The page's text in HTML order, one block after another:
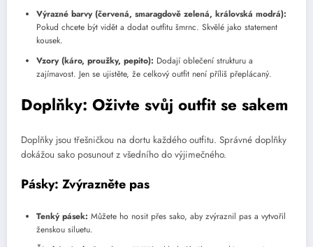
Výrazné barvy (červená, smaragdově zelená, královská modrá):
Pokud chcete být vidět a dodat outfitu šmrnc. Skvělé jako statement
kousek.
Vzory (káro, proužky, pepito): Dodají oblečení strukturu a
zajímavost. Jen se ujistěte, že celkový outfit není příliš přeplácaný.
Doplňky: Oživte svůj outfit se sakem
Doplňky jsou třešničkou na dortu každého outfitu. Správné doplňky
dokážou sako posunout z všedního do výjimečného.
Pásky: Zvýrazněte pas
Tenký pásek: Můžete ho nosit přes sako, aby zvýraznil pas a vytvořil
ženskou siluetu.